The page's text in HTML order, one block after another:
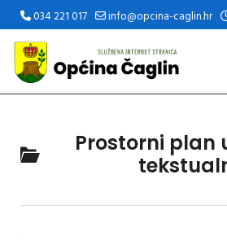
034 221 017 info@opcina-caglin.hr
Prostorni plan